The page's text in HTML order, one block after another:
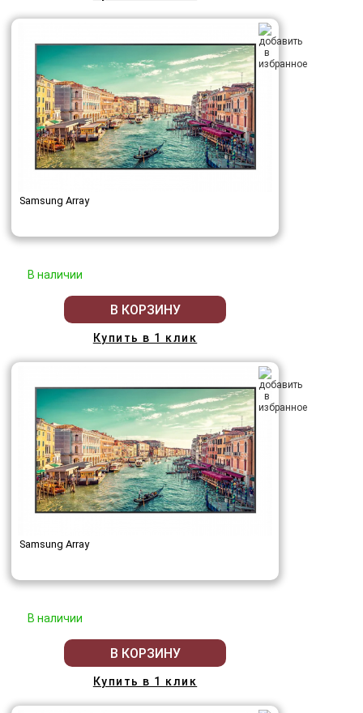
Samsung Array
В наличии
В КОРЗИНУ
Купить в 1 клик
Samsung Array
В наличии
В КОРЗИНУ
Купить в 1 клик